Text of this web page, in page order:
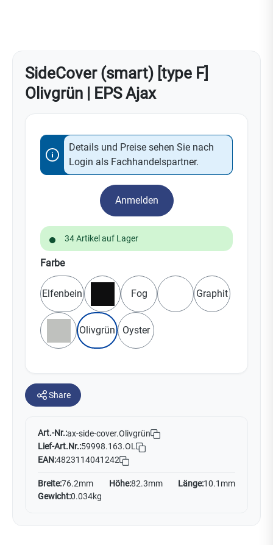
SideCover (smart) [type F]
Olivgrün | EPS Ajax
Details und Preise sehen Sie nach
Login als Fachhandelspartner.
Anmelden
34 Artikel auf Lager
Farbeauswählen
Elfenbein
Schwarz
Fog
Weiß
Graphit
Grau
Olivgrün Oyster
Share
Art.-Nr.:ax-side-cover.Olivgrün
Lief-Art.Nr.:59998.163.OL
EAN:4823114041242
Breite:76.2mm Höhe:82.3mm Länge:10.1mm
Gewicht:0.034kg